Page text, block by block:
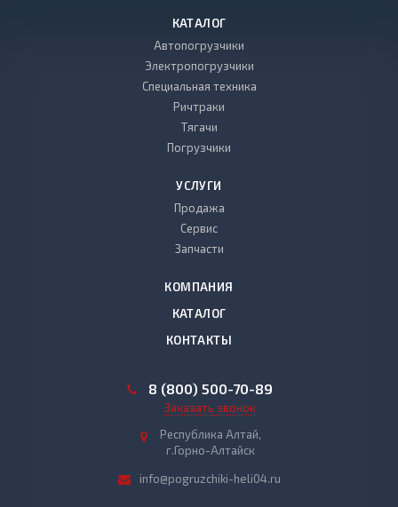
КАТАЛОГ
Автопогрузчики
Электропогрузчики
Специальная техника
Ричтраки
Тягачи
Погрузчики
УСЛУГИ
Продажа
Сервис
Запчасти
КОМПАНИЯ
КАТАЛОГ
КОНТАКТЫ
8 (800) 500-70-89
Заказать звонок
Республика Алтай,
г.Горно-Алтайск
info@pogruzchiki-heli04.ru